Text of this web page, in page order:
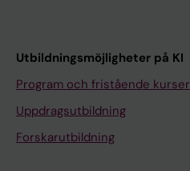
Utbildningsmöjligheter på KI
Program och fristående kurser
Uppdragsutbildning
Forskarutbildning